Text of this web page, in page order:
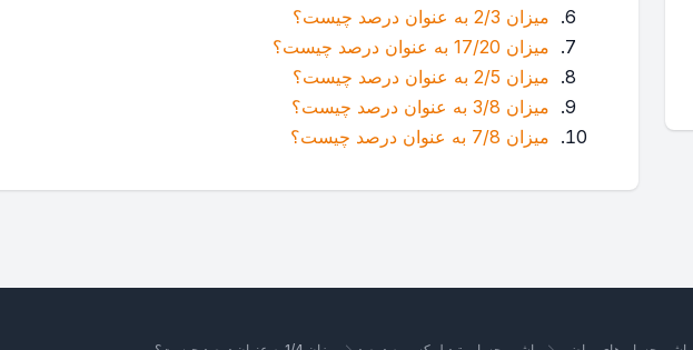
میزان 2/3 به عنوان درصد چیست؟
میزان 17/20 به عنوان درصد چیست؟
میزان 2/5 به عنوان درصد چیست؟
میزان 3/8 به عنوان درصد چیست؟
میزان 7/8 به عنوان درصد چیست؟